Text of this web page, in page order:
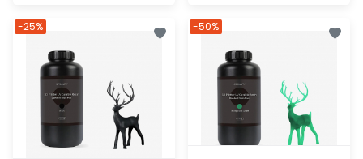
-25% -50%